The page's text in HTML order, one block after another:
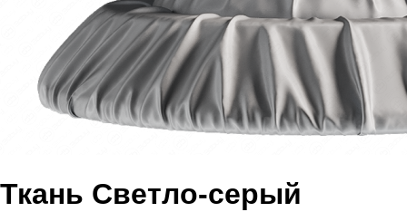
Ткань Светло-серый